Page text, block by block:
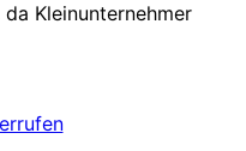
Kleinunternehmer